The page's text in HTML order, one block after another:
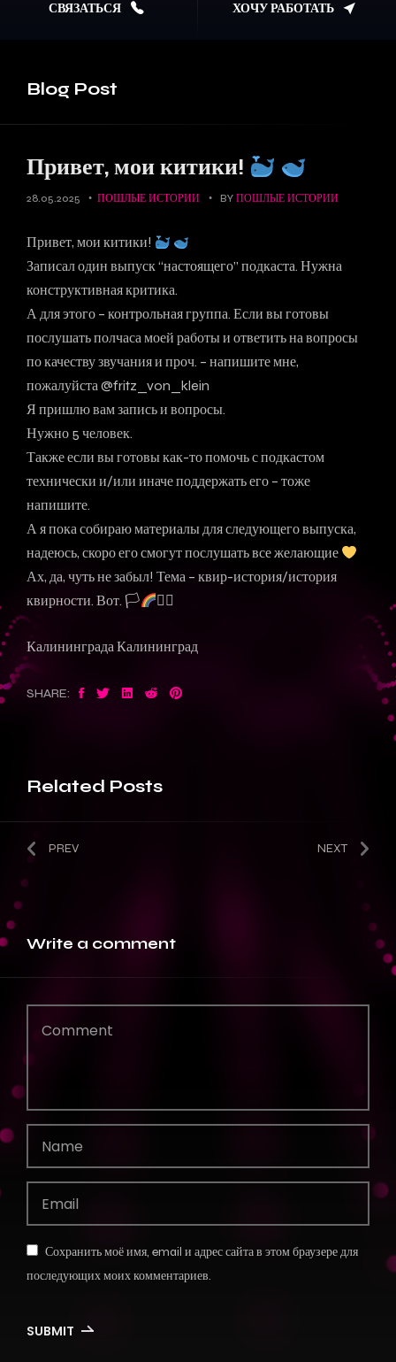
СВЯЗАТЬСЯ ХОЧУ РАБОТАТЬ
Blog Post
Привет, мои китики!
28.05.2025 ПОШЛЫЕ ИСТОРИИ BY ПОШЛЫЕ ИСТОРИИ
Привет, мои китики!
Записал один выпуск “настоящего” подкаста. Нужна
конструктивная критика.
А для этого – контрольная группа. Если вы готовы
послушать полчаса моей работы и ответить на вопросы
по качеству звучания и проч. – напишите мне,
пожалуйста @fritz_von_klein
Я пришлю вам запись и вопросы.
Нужно 5 человек.
Также если вы готовы как-то помочь с подкастом
технически и/или иначе поддержать его – тоже
напишите.
А я пока собираю материалы для следующего выпуска,
надеюсь, скоро его смогут послушать все желающие
Ах, да, чуть не забыл! Тема – квир-история/история
квирности. Вот. 🏳‍
🏳‍⚧
Калининграда Калининград
SHARE:
Related Posts
PREV NEXT
Write a comment
Сохранить моё имя, email и адрес сайта в этом браузере для
последующих моих комментариев.
SUBMIT